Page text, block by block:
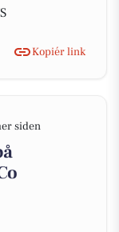
Kopiér link
siden